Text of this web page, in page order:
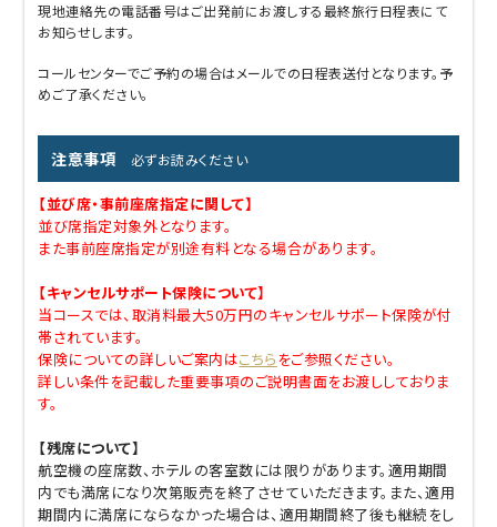
現地連絡先の電話番号はご出発前にお渡しする最終旅行日程表にて
お知らせします。
コールセンターでご予約の場合はメールでの日程表送付となります。予
めご了承ください。
注意事項 必ずお読みください
【並び席・事前座席指定に関して】
並び席指定対象外となります。
また事前座席指定が別途有料となる場合があります。
【キャンセルサポート保険について】
当コースでは、取消料最大50万円のキャンセルサポート保険が付
帯されています。
保険についての詳しいご案内はこちらをご参照ください。
詳しい条件を記載した重要事項のご説明書面をお渡ししておりま
す。
【残席について】
航空機の座席数、ホテルの客室数には限りがあります。適用期間
内でも満席になり次第販売を終了させていただきます。また、適用
期間内に満席にならなかった場合は、適用期間終了後も継続をし